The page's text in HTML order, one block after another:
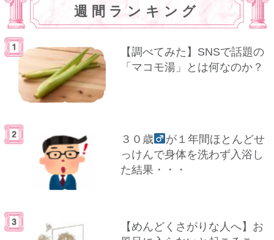
週間ランキング
【調べてみた】SNSで話題の
「マコモ湯」とは何なのか？
３０歳
が１年間ほとんどせ
っけんで身体を洗わず入浴し
た結果・・・
【めんどくさがりな人へ】お